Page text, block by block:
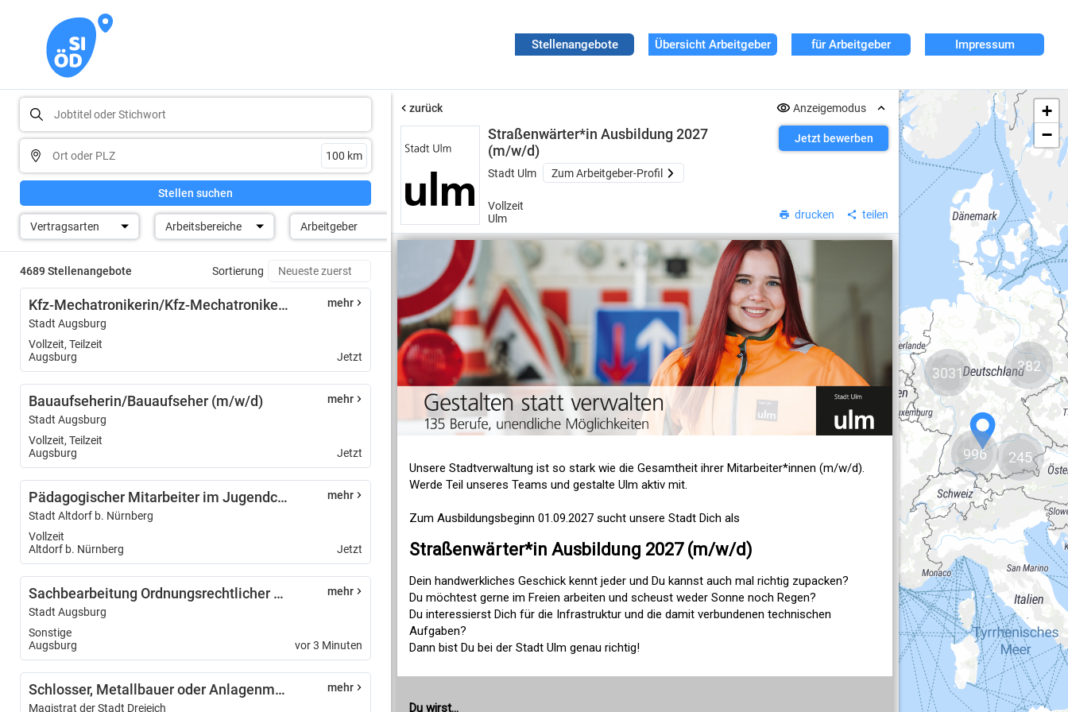
Stellenangebote Übersicht Arbeitgeber für Arbeitgeber Impressum
Stellen suchen
Vertragsarten Arbeitsbereiche Arbeitgeber
4689 Stellenangebote Sortierung
Kfz-Mechatronikerin/Kfz-Mechatroniker (m/w/d) bzw. Land- und Baumaschinenmechatronikerin/Land- und Baumaschinenmechatroniker (m/w/d) im Sachgebiet Kraftfahrzeugtechnik
Stadt Augsburg
Vollzeit, Teilzeit
Augsburg
mehr
Jetzt
Bauaufseherin/Bauaufseher (m/w/d)
Stadt Augsburg
Vollzeit, Teilzeit
Augsburg
mehr
Jetzt
Pädagogischer Mitarbeiter im Jugendcafé (m/w/d)
Stadt Altdorf b. Nürnberg
Vollzeit
Altdorf b. Nürnberg
mehr
Jetzt
Sachbearbeitung Ordnungsrechtlicher Jugendschutz (m/w/d) in Teilzeit
Stadt Augsburg
Sonstige
Augsburg
mehr
vor 3 Minuten
Schlosser, Metallbauer oder Anlagenmechaniker (w/m/d) für unsere Kläranlage
Magistrat der Stadt Dreieich
mehr
zurück Anzeigemodus
Straßenwärter*in Ausbildung 2027
(m/w/d)
Stadt Ulm Zum Arbeitgeber-Profil
Vollzeit
Ulm
Jetzt bewerben
drucken teilen
3031
996
382
245
+
−